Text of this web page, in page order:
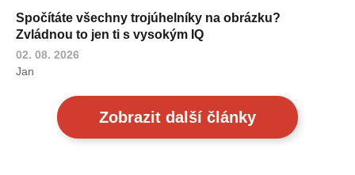
Spočítáte všechny trojúhelníky na obrázku?
Zvládnou to jen ti s vysokým IQ
02. 08. 2026
Jan
Zobrazit další články